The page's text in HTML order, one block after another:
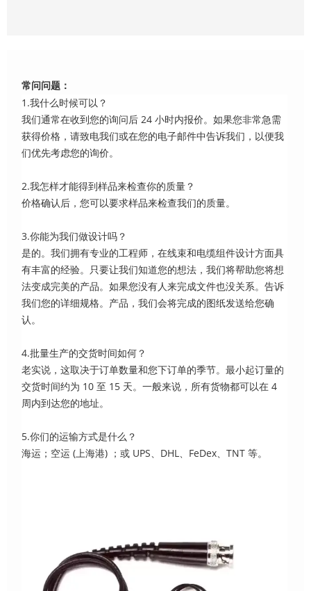
常问问题：
1.我什么时候可以？
我们通常在收到您的询问后 24 小时内报价。如果您非常急需
获得价格，请致电我们或在您的电子邮件中告诉我们，以便我
们优先考虑您的询价。
2.我怎样才能得到样品来检查你的质量？
价格确认后，您可以要求样品来检查我们的质量。
3.你能为我们做设计吗？
是的。我们拥有专业的工程师，在线束和电缆组件设计方面具
有丰富的经验。只要让我们知道您的想法，我们将帮助您将想
法变成完美的产品。如果您没有人来完成文件也没关系。告诉
我们您的详细规格。产品，我们会将完成的图纸发送给您确
认。
4.批量生产的交货时间如何？
老实说，这取决于订单数量和您下订单的季节。最小起订量的
交货时间约为 10 至 15 天。一般来说，所有货物都可以在 4
周内到达您的地址。
5.你们的运输方式是什么？
海运；空运 (上海港) ；或 UPS、DHL、FeDex、TNT 等。